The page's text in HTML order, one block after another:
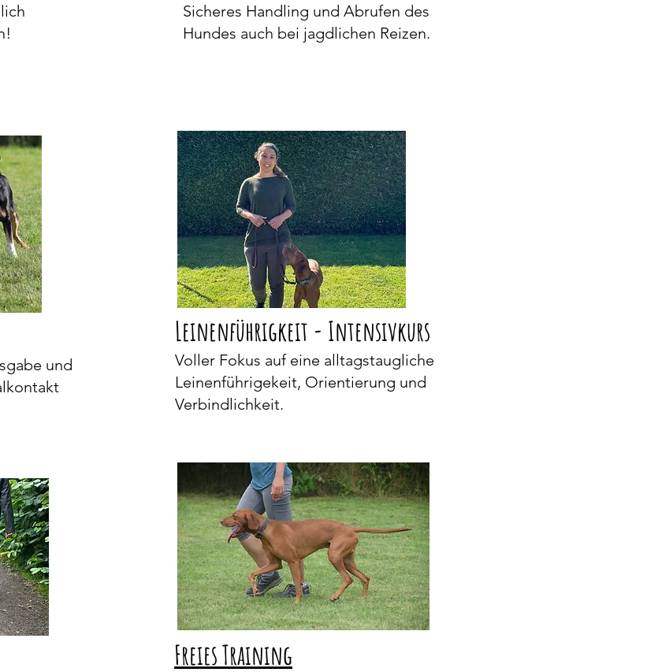
und
Sicheres Handling und Abrufen des
Hundes auch bei jagdlichen Reizen.
Leinenführigkeit - Intensivkurs
Voller Fokus auf eine alltagstaugliche
Leinenführigekeit, Orientierung und
Verbindlichkeit.
Freies Training